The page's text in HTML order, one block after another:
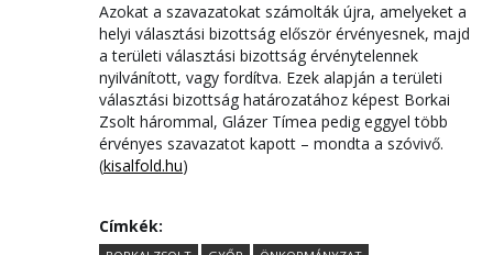
Azokat a szavazatokat számolták újra, amelyeket a
helyi választási bizottság először érvényesnek, majd
a területi választási bizottság érvénytelennek
nyilvánított, vagy fordítva. Ezek alapján a területi
választási bizottság határozatához képest Borkai
Zsolt hárommal, Glázer Tímea pedig eggyel több
érvényes szavazatot kapott – mondta a szóvivő.
(kisalfold.hu)
Címkék: